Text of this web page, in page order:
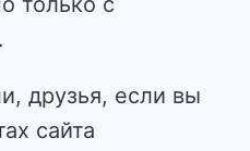
друзья, если вы
сайта